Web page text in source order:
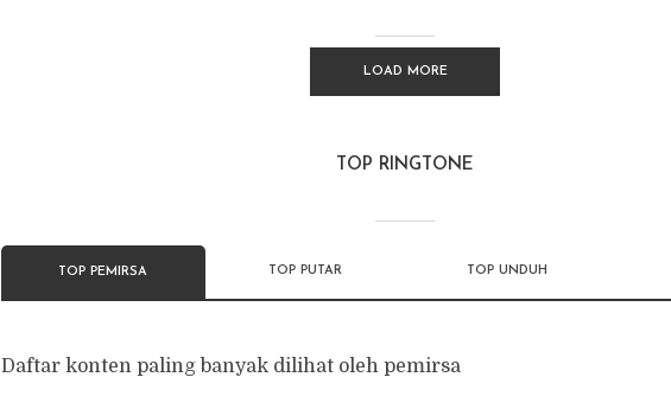
LOAD MORE
TOP RINGTONE
TOP PEMIRSA TOP PUTAR TOP UNDUH
Daftar konten paling banyak dilihat oleh pemirsa